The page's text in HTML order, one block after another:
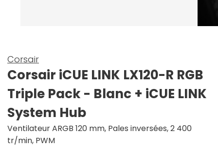
Corsair
Corsair iCUE LINK LX120-R RGB
Triple Pack - Blanc + iCUE LINK
System Hub
Ventilateur ARGB 120 mm, Pales inversées, 2 400
tr/min, PWM